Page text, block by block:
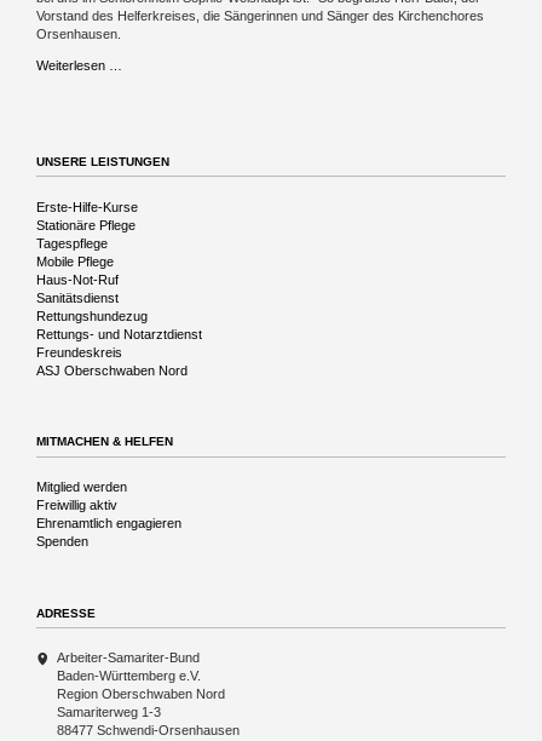
Vorstand des Helferkreises, die Sängerinnen und Sänger des Kirchenchores
Orsenhausen.
Weiterlesen …
UNSERE LEISTUNGEN
Navigation
überspringen
Erste-Hilfe-Kurse
Stationäre Pflege
Tagespflege
Mobile Pflege
Haus-Not-Ruf
Sanitätsdienst
Rettungshundezug
Rettungs- und Notarztdienst
Freundeskreis
ASJ Oberschwaben Nord
MITMACHEN & HELFEN
Navigation
überspringen
Mitglied werden
Freiwillig aktiv
Ehrenamtlich engagieren
Spenden
ADRESSE
Arbeiter-Samariter-Bund
Baden-Württemberg e.V.
Region Oberschwaben Nord
Samariterweg 1-3
88477 Schwendi-Orsenhausen